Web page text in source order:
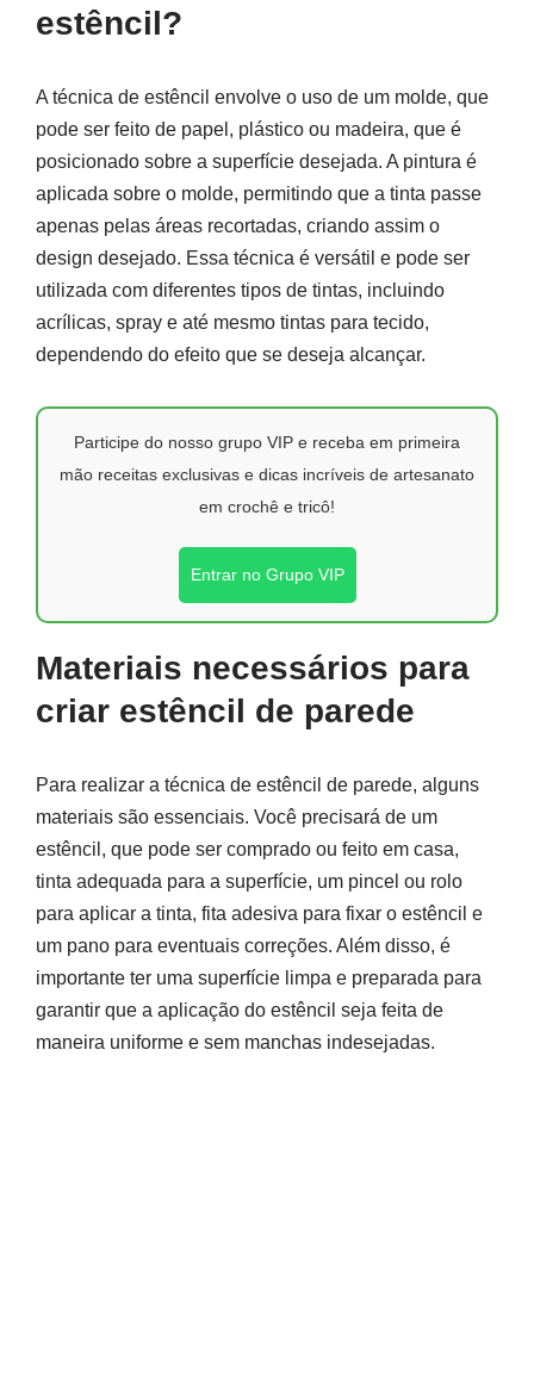
estêncil?
A técnica de estêncil envolve o uso de um molde, que
pode ser feito de papel, plástico ou madeira, que é
posicionado sobre a superfície desejada. A pintura é
aplicada sobre o molde, permitindo que a tinta passe
apenas pelas áreas recortadas, criando assim o
design desejado. Essa técnica é versátil e pode ser
utilizada com diferentes tipos de tintas, incluindo
acrílicas, spray e até mesmo tintas para tecido,
dependendo do efeito que se deseja alcançar.
Participe do nosso grupo VIP e receba em primeira
mão receitas exclusivas e dicas incríveis de artesanato
em crochê e tricô!
Entrar no Grupo VIP
Materiais necessários para
criar estêncil de parede
Para realizar a técnica de estêncil de parede, alguns
materiais são essenciais. Você precisará de um
estêncil, que pode ser comprado ou feito em casa,
tinta adequada para a superfície, um pincel ou rolo
para aplicar a tinta, fita adesiva para fixar o estêncil e
um pano para eventuais correções. Além disso, é
importante ter uma superfície limpa e preparada para
garantir que a aplicação do estêncil seja feita de
maneira uniforme e sem manchas indesejadas.